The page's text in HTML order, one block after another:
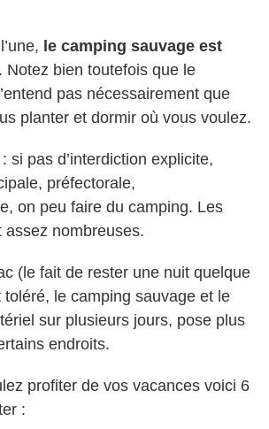
le camping sauvage est
. Notez bien toutefois que le
pas nécessairement que
planter et dormir où vous voulez.
si pas d’interdiction explicite,
préfectorale,
on peu faire du camping. Les
assez nombreuses.
(le fait de rester une nuit quelque
le camping sauvage et le
sur plusieurs jours, pose plus
endroits.
profiter de vos vacances voici 6
: